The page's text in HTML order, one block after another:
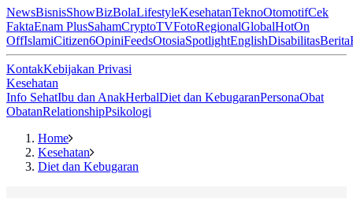
NewsBisnisShowBizBolaLifestyleKesehatanTeknoOtomotifCek
FaktaEnam PlusSahamCryptoTVFotoRegionalGlobalHotOn
OffIslamiCitizen6OpiniFeedsOtosiaSpotlightEnglishDisabilitasBerita
KontakKebijakan Privasi
Kesehatan
Info SehatIbu dan AnakHerbalDiet dan KebugaranPersonaObat
ObatanRelationshipPsikologi
Home
Kesehatan
Diet dan Kebugaran